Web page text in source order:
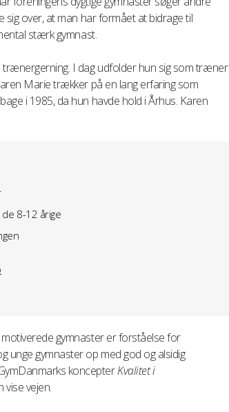
over, at man har formået at bidrage til
stærk gymnast.
trænergerning. I dag udfolder hun sig som træner
Marie trækker på en lang erfaring som
i 1985, da hun havde hold i Århus. Karen
8-12 årige
gymnaster er forståelse for
unge gymnaster op med god og alsidig
koncepterKvalitet i
vise vejen.